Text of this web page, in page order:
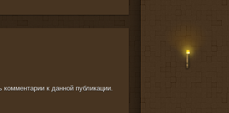
комментарии к данной публикации.